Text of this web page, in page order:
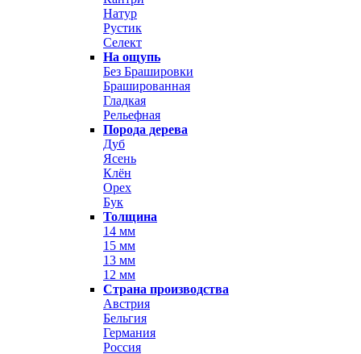
Натур
Рустик
Селект
На ощупь
Без Брашировки
Брашированная
Гладкая
Рельефная
Порода дерева
Дуб
Ясень
Клён
Орех
Бук
Толщина
14 мм
15 мм
13 мм
12 мм
Страна производства
Австрия
Бельгия
Германия
Россия